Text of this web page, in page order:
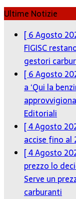
Ultime Notizie
[ 6 Agosto
FIGISC
gestori
[ 6 Agosto
a ‘Qui la
Editoriali
[ 4 Agosto
accise fino
[ 4 Agosto
prezzo lo
Serve un
carburanti